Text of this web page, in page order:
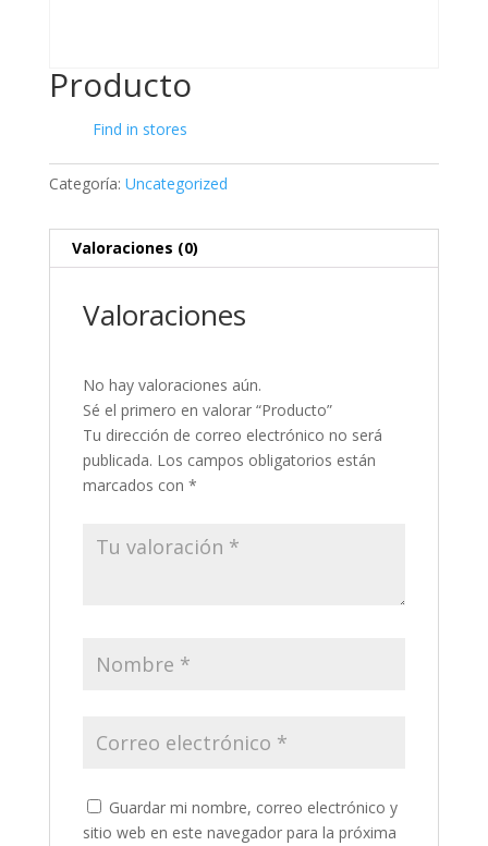
Producto
Find in stores
Categoría: Uncategorized
Valoraciones (0)
Valoraciones
No hay valoraciones aún.
Sé el primero en valorar “Producto”
Tu dirección de correo electrónico no será
publicada. Los campos obligatorios están
marcados con *
Guardar mi nombre, correo electrónico y
sitio web en este navegador para la próxima